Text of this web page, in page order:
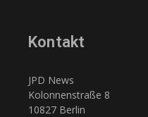
Kontakt
JPD News
Kolonnenstraße 8
10827 Berlin